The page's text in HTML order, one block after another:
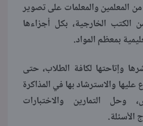
منوعات
المعلمين والمعلمات على تصوير
الكتب الخارجية، بكل أجزاءها
بمعظم المواد.
وإتاحتها لكافة الطلاب، حتى
عليها والاسترشاد بها في المذاكرة
وحل التمارين والاختبارات
الأسئلة.